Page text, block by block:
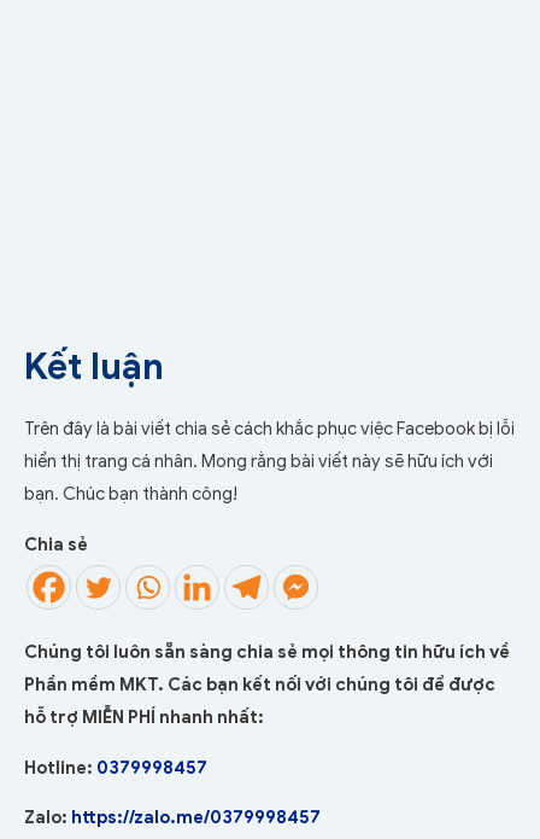
Kết luận
Trên đây là bài viết chia sẻ cách khắc phục việc Facebook bị lỗi
hiển thị trang cá nhân. Mong rằng bài viết này sẽ hữu ích với
bạn. Chúc bạn thành công!
Chia sẻ
Chúng tôi luôn sẵn sàng chia sẻ mọi thông tin hữu ích về
Phần mềm MKT. Các bạn kết nối với chúng tôi để được
hỗ trợ MIỄN PHÍ nhanh nhất:
Hotline: 0379998457
Zalo: https://zalo.me/0379998457